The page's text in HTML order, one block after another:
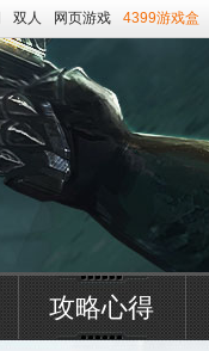
双人 网页游戏 4399游戏盒
攻略心得